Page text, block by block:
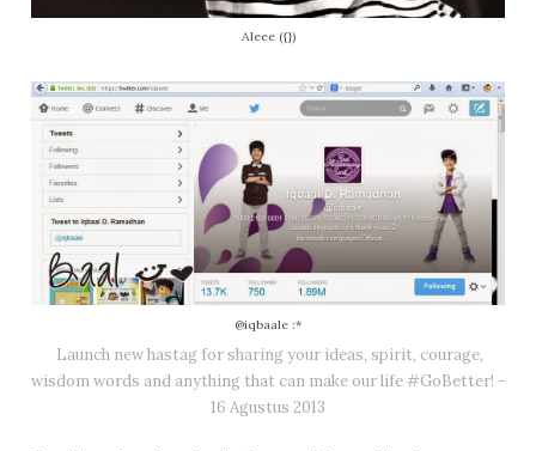
Aleee ({})
@iqbaale :*
Launch new hastag for sharing your ideas, spirit, courage,
wisdom words and anything that can make our life #GoBetter! -
16 Agustus 2013